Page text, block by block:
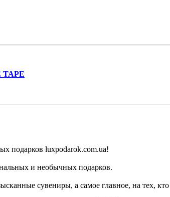
TAPE
подарков luxpodarok.com.ua!
и необычных подарков.
сувениры, а самое главное, на тех,